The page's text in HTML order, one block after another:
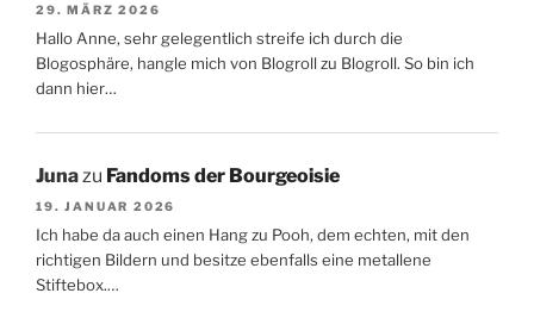
29. MÄRZ 2026
Hallo Anne, sehr gelegentlich streife ich durch die
Blogosphäre, hangle mich von Blogroll zu Blogroll. So bin ich
dann hier…
Juna zu Fandoms der Bourgeoisie
19. JANUAR 2026
Ich habe da auch einen Hang zu Pooh, dem echten, mit den
richtigen Bildern und besitze ebenfalls eine metallene
Stiftebox.…